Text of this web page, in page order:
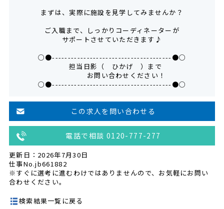
まずは、実際に施設を見学してみませんか？
ご入職まで、しっかりコーディネーターが
サポートさせていただきます♪
○●--------------------------------------●○
担当日影（ ひかげ ）まで
お問い合わせください！
○●--------------------------------------●○
この求人を問い合わせる
電話で相談 0120-777-277
更新日：2026年7月30日
仕事No.jb661882
※すぐに選考に進むわけではありませんので、お気軽にお問い
合わせください。
検索結果一覧に戻る